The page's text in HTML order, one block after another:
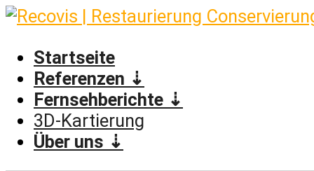
Skip
content
Startseite
Referenzen ⇣
Fernsehberichte ⇣
3D-Kartierung
Über uns ⇣